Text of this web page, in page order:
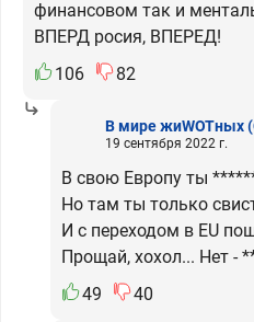
финансовом так и
ВПЕРД росия, ВПЕРЕД!
106
82
В мире жиWOTных
19 сентября 2022 г.
В свою Европу ты
Но там ты только
И с переходом в EU
Прощай, xoxoл... Нет -
49
40